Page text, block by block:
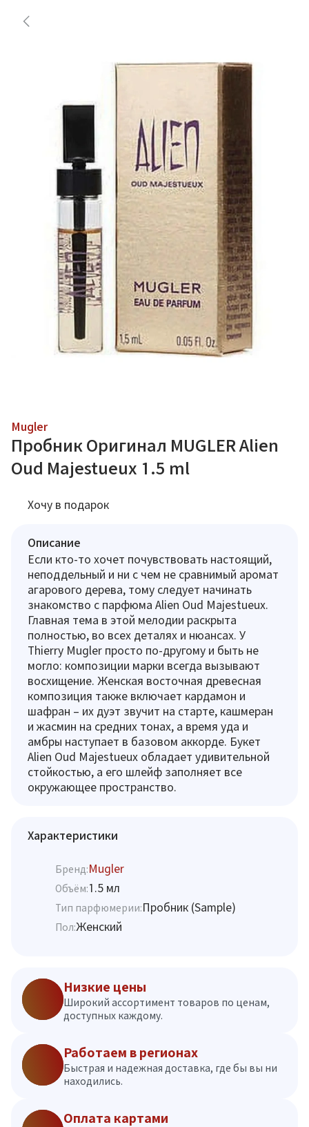
Mugler
Пробник Оригинал MUGLER Alien
Oud Majestueux 1.5 ml
Хочу в подарок
Описание
Если кто-то хочет почувствовать настоящий,
неподдельный и ни с чем не сравнимый аромат
агарового дерева, тому следует начинать
знакомство с парфюма Alien Oud Majestueux.
Главная тема в этой мелодии раскрыта
полностью, во всех деталях и нюансах. У
Thierry Mugler просто по-другому и быть не
могло: композиции марки всегда вызывают
восхищение. Женская восточная древесная
композиция также включает кардамон и
шафран – их дуэт звучит на старте, кашмеран
и жасмин на средних тонах, а время уда и
амбры наступает в базовом аккорде. Букет
Alien Oud Majestueux обладает удивительной
стойкостью, а его шлейф заполняет все
окружающее пространство.
Характеристики
Бренд:Mugler
Объём:1.5 мл
Тип парфюмерии:Пробник (Sample)
Пол:Женский
Низкие цены
Широкий ассортимент товаров по ценам,
доступных каждому.
Работаем в регионах
Быстрая и надежная доставка, где бы вы ни
находились.
Оплата картами